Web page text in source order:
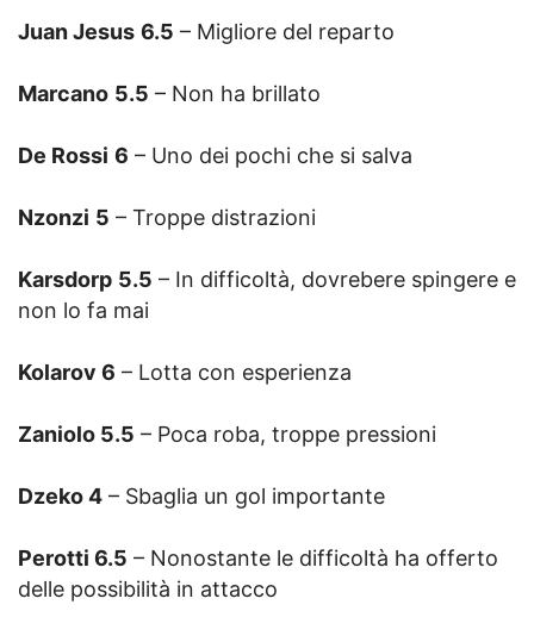
Juan Jesus 6.5 – Migliore del reparto
Marcano 5.5 – Non ha brillato
De Rossi 6 – Uno dei pochi che si salva
Nzonzi 5 – Troppe distrazioni
Karsdorp 5.5 – In difficoltà, dovrebere spingere e
non lo fa mai
Kolarov 6 – Lotta con esperienza
Zaniolo 5.5 – Poca roba, troppe pressioni
Dzeko 4 – Sbaglia un gol importante
Perotti 6.5 – Nonostante le difficoltà ha offerto
delle possibilità in attacco